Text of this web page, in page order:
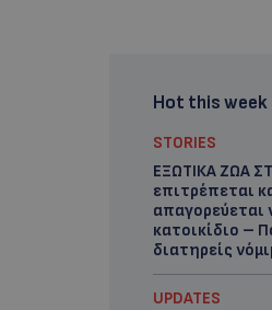
Hot this week
STORIES
ΕΞΩΤΙΚΑ ΖΩΑ
επιτρέπεται
απαγορεύεται
κατοικίδιο –
διατηρείς
UPDATES